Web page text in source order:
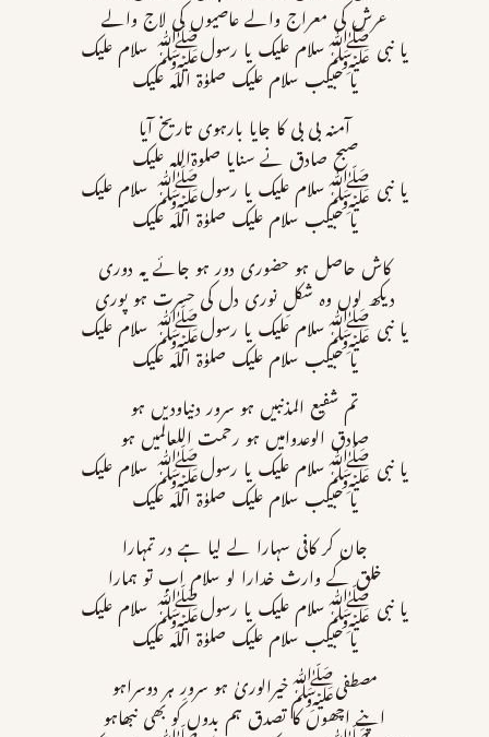
عرش کی معراج والے عاصیوں کی لاج والے
یا نبی ﷺسلام علیک یا رسولﷺ سلام علیک
یا حبیب سلام علیک صلوٰۃ اللہ علیک
آمنہ بی بی کا جایا بارہوی تاریخ آیا
صبح صادق نے سنایا صلوۃاللہ علیک
یا نبی ﷺسلام علیک یا رسولﷺ سلام علیک
یا حبیب سلام علیک صلوٰۃ اللہ علیک
کاش حاصل ہو حضوری دور ہو جائے یہ دوری
دیکھ لوں وہ شکلِ نوری دل کی حسرت ہو پوری
یا نبی ﷺسلام علیک یا رسولﷺ سلام علیک
یا حبیب سلام علیک صلوٰۃ اللہ علیک
تم شفیع المذنبیں ہو سرور دنیاودیں ہو
صادق الوعدوامیں ہو رحمت اللعالمیں ہو
یا نبی ﷺسلام علیک یا رسولﷺ سلام علیک
یا حبیب سلام علیک صلوٰۃ اللہ علیک
جان کر کافی سہارا لے لیا ہے در تمہارا
خلق کے وارث خدارا لو سلام اب تو ہمارا
یا نبی ﷺسلام علیک یا رسولﷺ سلام علیک
یا حبیب سلام علیک صلوٰۃ اللہ علیک
مصطفیﷺخیرالوریٰ ہو سرورِ ہر دوسراہو
اپنے اچھوں کا تصدق ہم بدوں کو بھی نبھاہو